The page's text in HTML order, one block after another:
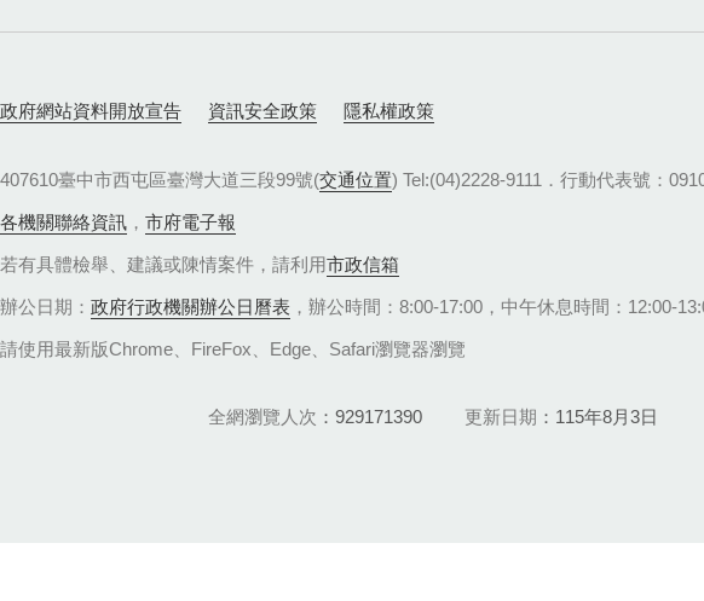
政府網站資料開放宣告 資訊安全政策 隱私權政策
407610臺中市西屯區臺灣大道三段99號(交通位置) Tel:(04)2228-9111．行動代表號：
各機關聯絡資訊 ， 市府電子報
若有具體檢舉、建議或陳情案件，請利用市政信箱
辦公日期： 政府行政機關辦公日曆表 ，辦公時間：8:00-17:00，中午休息時間：12:00-
請使用最新版Chrome、FireFox、Edge、Safari瀏覽器瀏覽
全網瀏覽人次 929171390 更新日期 115年8月3日